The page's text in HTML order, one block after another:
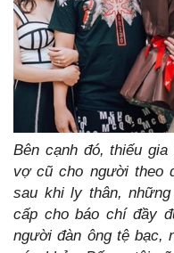
Bên cạnh đó, thiếu
vợ cũ cho người theo
sau khi ly thân,
cấp cho báo chí đầy
người đàn ông tệ bạc,